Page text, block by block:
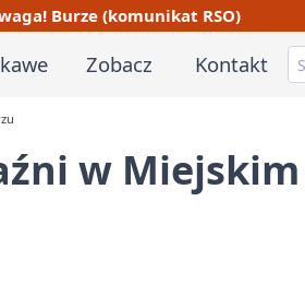
Burze (komunikat RSO)
Zobacz Kontakt
w Miejskim